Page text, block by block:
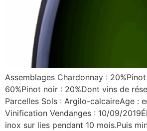
Assemblages Chardonnay :
60%Pinot noir : 20%Dont vins de
Parcelles Sols : Argilo-calcaireAge :
Vinification Vendanges : 10/09/
inox sur lies pendant 10 mois.Puis